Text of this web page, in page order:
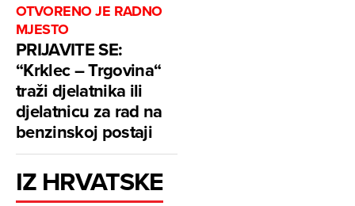
OTVORENO JE RADNO
MJESTO
PRIJAVITE SE:
“Krklec – Trgovina“
traži djelatnika ili
djelatnicu za rad na
benzinskoj postaji
IZ HRVATSKE